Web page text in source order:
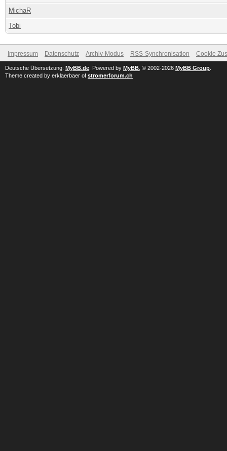
MichaR
Tobi
Impressum Datenschutz Archiv-Modus RSS-Synchronisation Cookie
Deutsche Übersetzung: MyBB.de , Powered by MyBB , © 2002-2026 MyBB Group
Theme created by erklaerbaer of stromerforum.ch